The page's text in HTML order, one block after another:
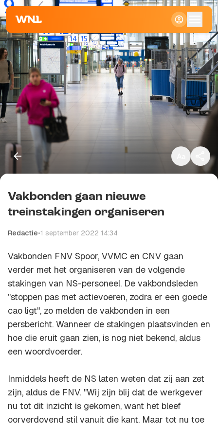
Klein
Vakbonden gaan nieuwe
treinstakingen organiseren
Redactie•1 september 2022 14:34
Vakbonden FNV Spoor, VVMC en CNV gaan
verder met het organiseren van de volgende
stakingen van NS-personeel. De vakbondsleden
"stoppen pas met actievoeren, zodra er een goede
cao ligt", zo melden de vakbonden in een
persbericht. Wanneer de stakingen plaatsvinden en
hoe die eruit gaan zien, is nog niet bekend, aldus
een woordvoerder.
Inmiddels heeft de NS laten weten dat zij aan zet
zijn, aldus de FNV. "Wij zijn blij dat de werkgever
nu tot dit inzicht is gekomen, want het bleef
oorverdovend stil vanuit die kant. Maar tot nu toe